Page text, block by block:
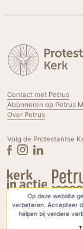
Op deze website
verbeteren. Accepteer
helpen bij verdere
Contact met Petrus
Abonneren op Petrus
Over Petrus
Volg de Protestantse
Privacyverklaring &